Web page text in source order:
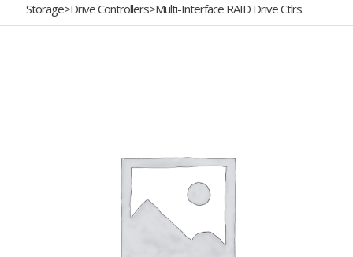
Storage>Drive Controllers>Multi-Interface RAID Drive Ctlrs